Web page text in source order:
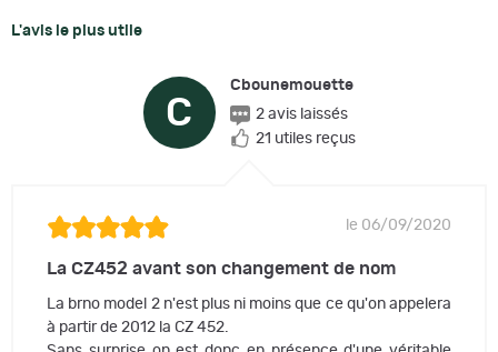
L'avis le plus utile
C
Cbounemouette
2 avis laissés
21 utiles reçus
le 06/09/2020
La CZ452 avant son changement de nom
La brno model 2 n'est plus ni moins que ce qu'on appelera
à partir de 2012 la CZ 452.